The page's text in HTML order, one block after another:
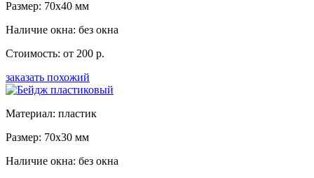
Размер: 70x40 мм
Наличие окна: без окна
Стоимость: от 200 р.
заказать похожий
Материал: пластик
Размер: 70x30 мм
Наличие окна: без окна